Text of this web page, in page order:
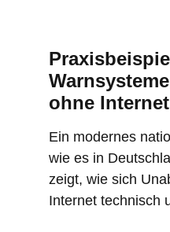
ohne
Ein modernes
wie es in
zeigt, wie sich
Internet technisch